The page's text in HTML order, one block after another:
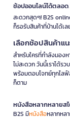
ช้อปออนไลน์ได้ตลอด
สะดวกสุดๆ! B2S
ก็รอรับสินค้าที่บ้านได้เล
เลือกช้อปสินค้าแ
สำหรับใครที่กำลังมอง
ไม่สะดวก วันนี้เราได้ร
พร้อมตอบโจทย์ทุกไลฟ์
ก็ตาม
หนังสือหลากหลายส
B2S มีหนังสือหลากหล